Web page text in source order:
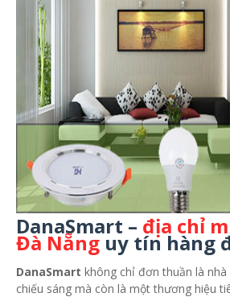
DanaSmart – địa chỉ
Đà Nẵnguy tín hàng
DanaSmart không chỉ đơn thuần là
chiếu sáng mà còn là một thương hiệu